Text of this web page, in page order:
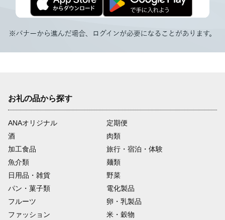
お礼の品から探す
ANAオリジナル
定期便
酒
肉類
加工食品
旅行・宿泊・体験
魚介類
麺類
日用品・雑貨
野菜
パン・菓子類
電化製品
フルーツ
卵・乳製品
ファッション
米・穀物